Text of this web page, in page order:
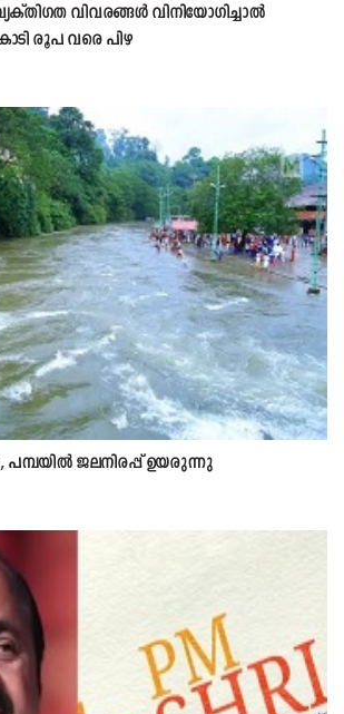
വിവരങ്ങൾ വിനിയോഗിച്ചാൽ
രൂപ വരെ പിഴ
പമ്പയിൽ ജലനിരപ്പ് ഉയരുന്നു